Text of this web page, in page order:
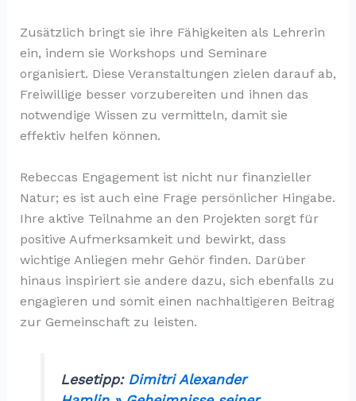
Zusätzlich bringt sie ihre Fähigkeiten als Lehrerin
ein, indem sie Workshops und Seminare
organisiert. Diese Veranstaltungen zielen darauf ab,
Freiwillige besser vorzubereiten und ihnen das
notwendige Wissen zu vermitteln, damit sie
effektiv helfen können.
Rebeccas Engagement ist nicht nur finanzieller
Natur; es ist auch eine Frage persönlicher Hingabe.
Ihre aktive Teilnahme an den Projekten sorgt für
positive Aufmerksamkeit und bewirkt, dass
wichtige Anliegen mehr Gehör finden. Darüber
hinaus inspiriert sie andere dazu, sich ebenfalls zu
engagieren und somit einen nachhaltigeren Beitrag
zur Gemeinschaft zu leisten.
Lesetipp: Dimitri Alexander